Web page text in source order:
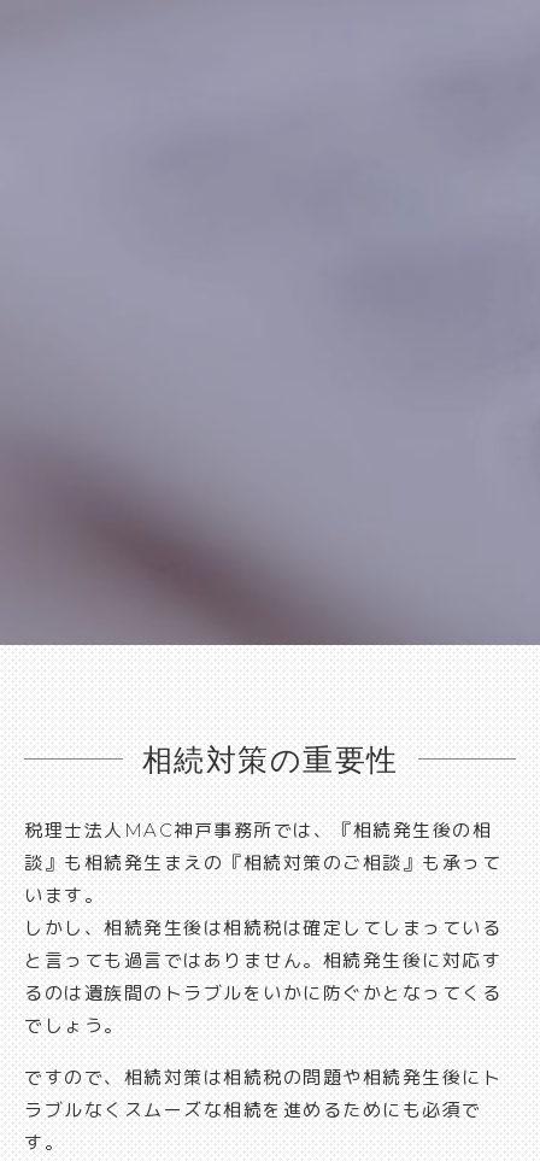
相続対策の重要性
税理士法人MAC神戸事務所では、『相続発生後の相
談』も相続発生まえの『相続対策のご相談』も承って
います。
しかし、相続発生後は相続税は確定してしまっている
と言っても過言ではありません。相続発生後に対応す
るのは遺族間のトラブルをいかに防ぐかとなってくる
でしょう。
ですので、相続対策は相続税の問題や相続発生後にト
ラブルなくスムーズな相続を進めるためにも必須で
す。